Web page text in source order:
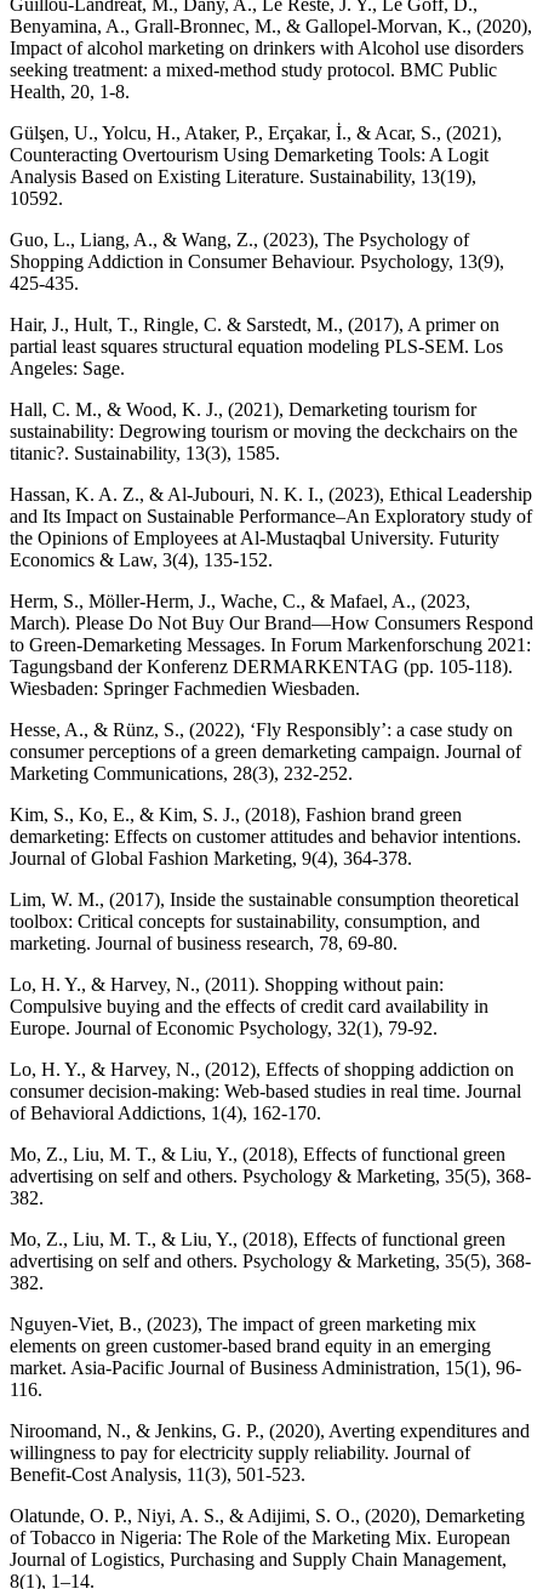
Guillou-Landreat, M., Dany, A., Le Reste, J. Y., Le Goff, D.,
Benyamina, A., Grall-Bronnec, M., & Gallopel-Morvan, K., (2020),
Impact of alcohol marketing on drinkers with Alcohol use disorders
seeking treatment: a mixed-method study protocol. BMC Public
Gülşen, U., Yolcu, H., Ataker, P., Erçakar, İ., & Acar, S., (2021),
Counteracting Overtourism Using Demarketing Tools: A Logit
Analysis Based on Existing Literature. Sustainability, 13(19),
Guo, L., Liang, A., & Wang, Z., (2023), The Psychology of
Shopping Addiction in Consumer Behaviour. Psychology, 13(9),
Hair, J., Hult, T., Ringle, C. & Sarstedt, M., (2017), A primer on
partial least squares structural equation modeling PLS-SEM. Los
Angeles: Sage.
Hall, C. M., & Wood, K. J., (2021), Demarketing tourism for
sustainability: Degrowing tourism or moving the deckchairs on the
Hassan, K. A. Z., & Al-Jubouri, N. K. I., (2023), Ethical Leadership
and Its Impact on Sustainable Performance–An Exploratory study of
the Opinions of Employees at Al-Mustaqbal University. Futurity
Herm, S., Möller-Herm, J., Wache, C., & Mafael, A., (2023,
March). Please Do Not Buy Our Brand—How Consumers Respond
to Green-Demarketing Messages. In Forum Markenforschung 2021:
Tagungsband der Konferenz DERMARKENTAG (pp. 105-118).
Hesse, A., & Rünz, S., (2022), ‘Fly Responsibly’: a case study on
consumer perceptions of a green demarketing campaign. Journal of
Kim, S., Ko, E., & Kim, S. J., (2018), Fashion brand green
demarketing: Effects on customer attitudes and behavior intentions.
Lim, W. M., (2017), Inside the sustainable consumption theoretical
toolbox: Critical concepts for sustainability, consumption, and
Lo, H. Y., & Harvey, N., (2011). Shopping without pain:
Compulsive buying and the effects of credit card availability in
Lo, H. Y., & Harvey, N., (2012), Effects of shopping addiction on
consumer decision-making: Web-based studies in real time. Journal
Mo, Z., Liu, M. T., & Liu, Y., (2018), Effects of functional green
advertising on self and others. Psychology & Marketing, 35(5), 368-
Mo, Z., Liu, M. T., & Liu, Y., (2018), Effects of functional green
advertising on self and others. Psychology & Marketing, 35(5), 368-
Nguyen-Viet, B., (2023), The impact of green marketing mix
elements on green customer-based brand equity in an emerging
market. Asia-Pacific Journal of Business Administration, 15(1), 96-
Niroomand, N., & Jenkins, G. P., (2020), Averting expenditures and
willingness to pay for electricity supply reliability. Journal of
Olatunde, O. P., Niyi, A. S., & Adijimi, S. O., (2020), Demarketing
of Tobacco in Nigeria: The Role of the Marketing Mix. European
Journal of Logistics, Purchasing and Supply Chain Management,
8(1), 1–14.